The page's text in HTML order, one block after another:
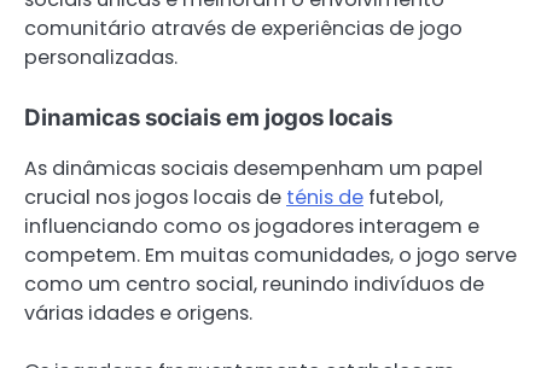
comunitário através de experiências de jogo
personalizadas.
Dinamicas sociais em jogos locais
As dinâmicas sociais desempenham um papel
crucial nos jogos locais de ténis de futebol,
influenciando como os jogadores interagem e
competem. Em muitas comunidades, o jogo serve
como um centro social, reunindo indivíduos de
várias idades e origens.